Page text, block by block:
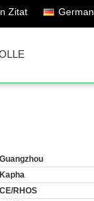
Zitat German
Guangzhou
Kapha
CE/RHOS